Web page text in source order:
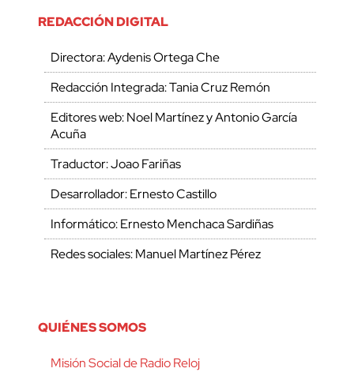
REDACCIÓN DIGITAL
Directora: Aydenis Ortega Che
Redacción Integrada: Tania Cruz Remón
Editores web: Noel Martínez y Antonio García
Acuña
Traductor: Joao Fariñas
Desarrollador: Ernesto Castillo
Informático: Ernesto Menchaca Sardiñas
Redes sociales: Manuel Martínez Pérez
QUIÉNES SOMOS
Misión Social de Radio Reloj